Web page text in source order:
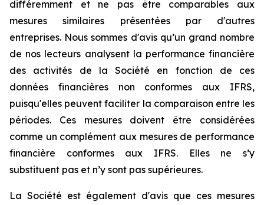
différemment et ne pas être comparables aux
mesures similaires présentées par d'autres
entreprises. Nous sommes d'avis qu’un grand nombre
de nos lecteurs analysent la performance financière
des activités de la Société en fonction de ces
données financières non conformes aux IFRS,
puisqu'elles peuvent faciliter la comparaison entre les
périodes. Ces mesures doivent être considérées
comme un complément aux mesures de performance
financière conformes aux IFRS. Elles ne s’y
substituent pas et n’y sont pas supérieures.
La Société est également d'avis que ces mesures